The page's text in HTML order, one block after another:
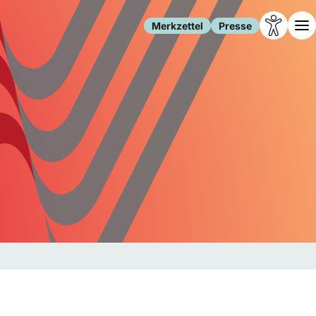
Merkzettel Presse
Leben
Familie
Freizeit
Gesundheit
Internet
Gesellschaft
Forschung
Migration
Polizei